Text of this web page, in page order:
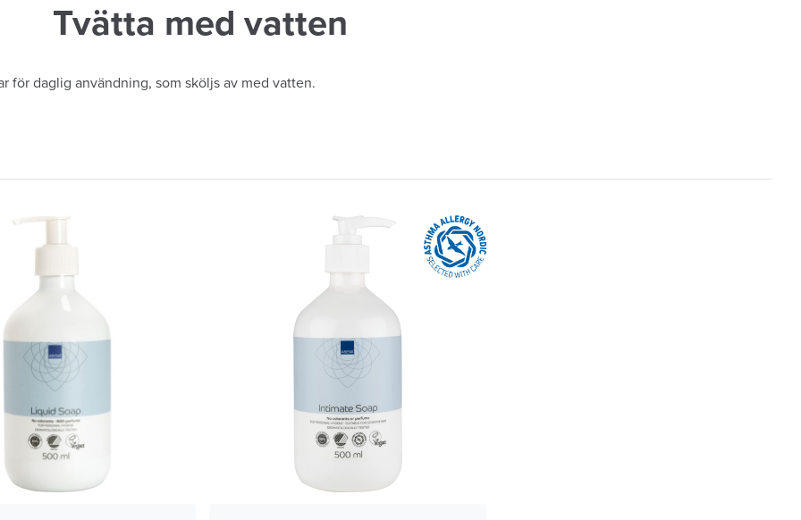
Tvätta med vatten
för daglig användning, som sköljs av med vatten.